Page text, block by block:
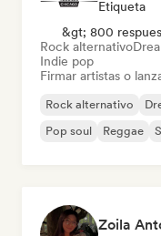
Etiqueta
&gt; 800
Rock alternativo
Indie pop
Firmar artistas o
Rock alternativo
Pop soul
Reggae
Zoila